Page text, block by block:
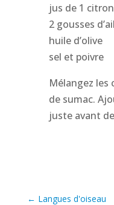
jus de 1 citron
2 gousses
huile d’olive
sel et poivre
Mélangez les
de sumac.
juste avant
← Langues d'oiseau